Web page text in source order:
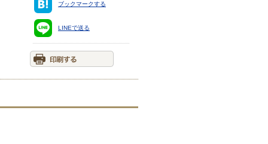
ブックマークする
LINEで送る